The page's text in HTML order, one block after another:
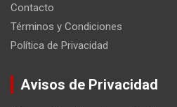
Contacto
Términos y Condiciones
Política de Privacidad
Avisos de Privacidad